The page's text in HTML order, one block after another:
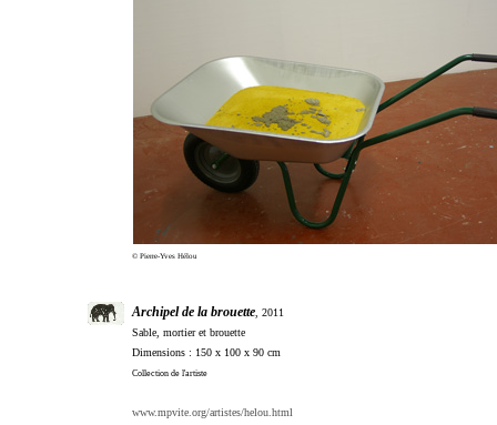
© Pierre-Yves Hélou
Archipel de la brouette, 2011
Sable, mortier et brouette
Dimensions : 150 x 100 x 90 cm
Collection de l'artiste
www.mpvite.org/artistes/helou.html